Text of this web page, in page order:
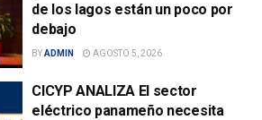
de los lagos están un poco por
debajo
BYADMIN AGOSTO 5, 2026
CICYP ANALIZA El sector
eléctrico panameño necesita